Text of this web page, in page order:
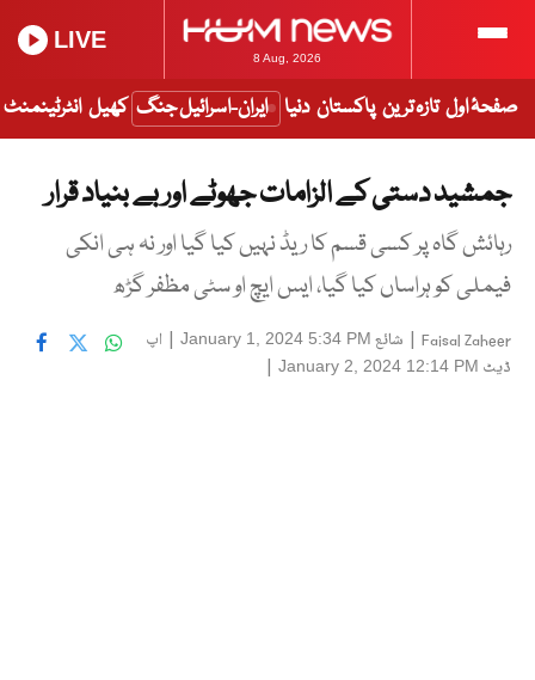
8 Aug, 2026
LIVE
صفحۂ اول تازہ ترین پاکستان دنیا ایران-اسرائیل جنگ کھیل انٹرٹینمنٹ
جمشید دستی کے الزامات جھوٹے اور بے بنیاد قرار
رہائش گاہ پر کسی قسم کا ریڈ نہیں کیا گیا اور نہ ہی انکی
فیملی کو ہراساں کیا گیا، ایس ایچ او سٹی مظفر گڑھ
Faisal Zaheer
| شائع January 1, 2024 5:34 PM
| اپ
ڈیٹ January 2, 2024 12:14 PM
|